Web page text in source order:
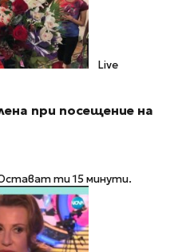
Live
при посещение на
Остават ти 15 минути.